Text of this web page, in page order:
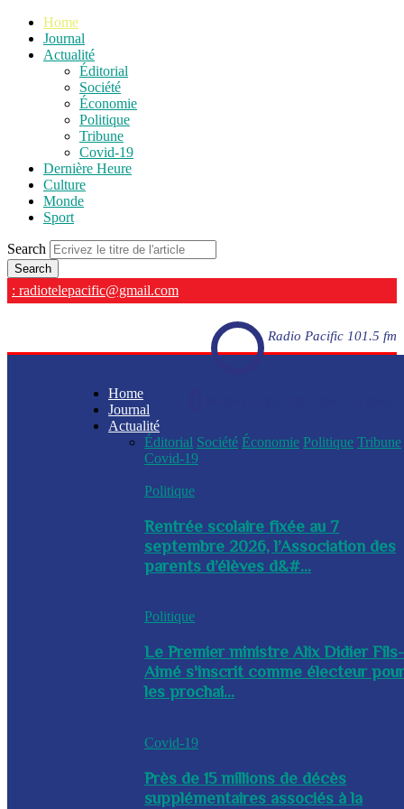
Home
Journal
Actualité
Éditorial
Société
Économie
Politique
Tribune
Covid-19
Dernière Heure
Culture
Monde
Sport
Search
: radiotelepacific@gmail.com
Radio Pacific 101.5 fm
Home
Journal
Actualité
Éditorial Société Économie Politique Tribune
Covid-19
Politique
Rentrée scolaire fixée au 7
septembre 2026, l’Association des
parents d’élèves d&#...
Politique
Le Premier ministre Alix Didier Fils-
Aimé s'inscrit comme électeur
les prochai...
Covid-19
Près de 15 millions de décès
supplémentaires associés à la